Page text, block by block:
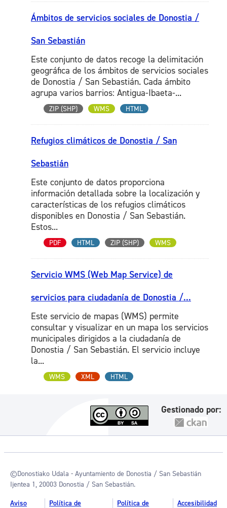
Ámbitos de servicios sociales de Donostia /
San Sebastián
Este conjunto de datos recoge la delimitación
geográfica de los ámbitos de servicios sociales
de Donostia / San Sebastián. Cada ámbito
agrupa varios barrios: Antigua-Ibaeta-...
ZIP (SHP) WMS HTML
Refugios climáticos de Donostia / San
Sebastián
Este conjunto de datos proporciona
información detallada sobre la localización y
características de los refugios climáticos
disponibles en Donostia / San Sebastián.
Estos...
PDF HTML ZIP (SHP) WMS
Servicio WMS (Web Map Service) de
servicios para ciudadanía de Donostia /...
Este servicio de mapas (WMS) permite
consultar y visualizar en un mapa los servicios
municipales dirigidos a la ciudadanía de
Donostia / San Sebastián. El servicio incluye
la...
WMS XML HTML
Gestionado por:
©Donostiako Udala - Ayuntamiento de Donostia / San Sebastián
Ijentea 1, 20003 Donostia / San Sebastián.
Aviso Política de Política de Accesibilidad